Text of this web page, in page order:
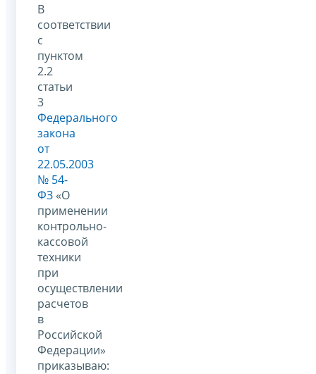
В
соответствии
с
пунктом
2.2
статьи
3
Федерального
закона
от
22.05.2003
№ 54-
ФЗ «О
применении
контрольно-
кассовой
техники
при
осуществлении
расчетов
в
Российской
Федерации»
приказываю: